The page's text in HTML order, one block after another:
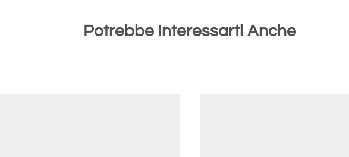
Potrebbe Interessarti Anche